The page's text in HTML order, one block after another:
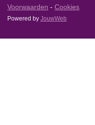
Voorwaarden - Cookies
Powered by JouwWeb